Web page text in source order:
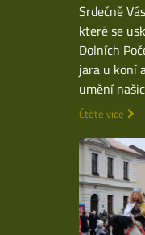
Srdečně
které se
Dolních
jara u koní
umění
Čtěte více